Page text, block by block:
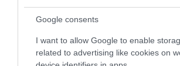
Google consents
I want to allow Google to enable
related to advertising like cookies on
ÖNYP öposz öngondoskodás